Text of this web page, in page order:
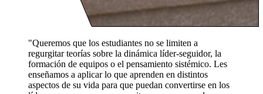
"Queremos que los estudiantes no se limiten a
regurgitar teorías sobre la dinámica líder-seguidor, la
formación de equipos o el pensamiento sistémico. Les
enseñamos a aplicar lo que aprenden en distintos
aspectos de su vida para que puedan convertirse en los